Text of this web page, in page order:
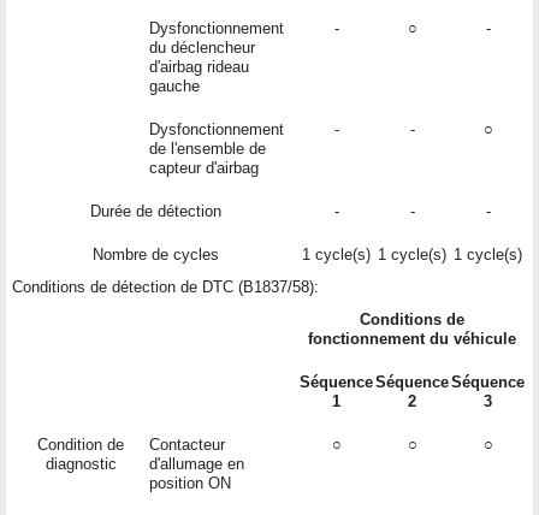
Dysfonctionnement
du déclencheur
d'airbag rideau
gauche
- ○ -
Dysfonctionnement
de l'ensemble de
capteur d'airbag
- - ○
Durée de détection - - -
Nombre de cycles 1 cycle(s) 1 cycle(s) 1 cycle(s)
Conditions de détection de DTC (B1837/58):
Conditions de
fonctionnement du véhicule
Séquence
1
Séquence
2
Séquence
3
Condition de
diagnostic
Contacteur
d'allumage en
position ON
○ ○ ○